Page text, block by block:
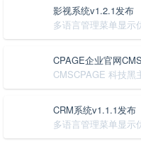
影视系统v1.2.1发布
多语言管理菜单显示
CPAGE企业官网
CMSCPAGE 科技黑
CRM系统v1.1.1发布
多语言管理菜单显示